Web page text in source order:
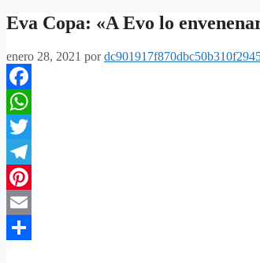
Eva Copa: «A Evo lo
enero 28, 2021 por
Facebook
WhatsApp
Twitter
Telegram
Pinterest
Email